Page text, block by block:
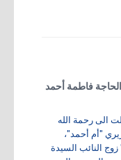
فاطمة أحمد
الى رحمة الله
"أم أحمد"،
النائب السيدة